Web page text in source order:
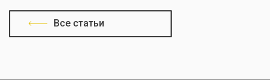
Все статьи